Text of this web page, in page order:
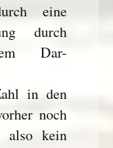
eine
durch
Dar-
in den
noch
also kein